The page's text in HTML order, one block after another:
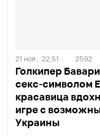
Голкипер
секс-символом
красавица
игре с
Украины
21 ноя , 22:51 / 2592